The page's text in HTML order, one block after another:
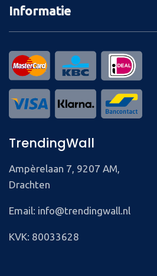
Informatie
TrendingWall
Ampèrelaan 7, 9207 AM,
Drachten
Email: info@trendingwall.nl
KVK: 80033628